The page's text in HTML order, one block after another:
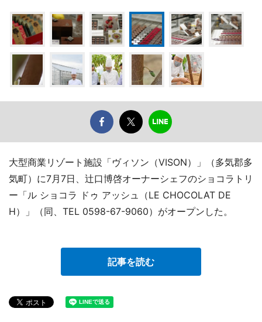
大型商業リゾート施設「ヴィソン（VISON）」（多気郡多
気町）に7月7日、辻口博啓オーナーシェフのショコラトリ
ー「ル ショコラ ドゥ アッシュ（LE CHOCOLAT DE
H）」（同、TEL 0598-67-9060）がオープンした。
記事を読む